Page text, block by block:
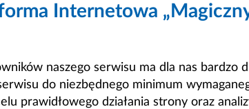
Internetowa
naszego serwisu ma dla nas bardzo
do niezbędnego minimum
prawidłowego działania strony oraz